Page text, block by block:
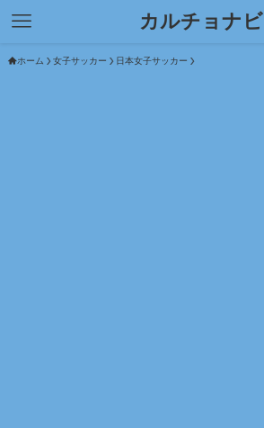
カルチョナビ
ホーム 女子サッカー 日本女子サッカー